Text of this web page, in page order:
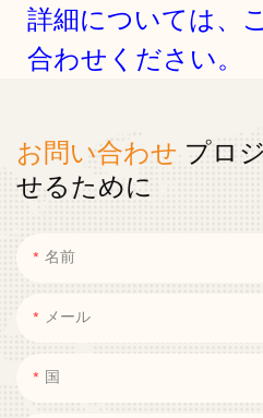
詳細については、
合わせください。
お問い合わせ プロ
せるために
名前
メール
国